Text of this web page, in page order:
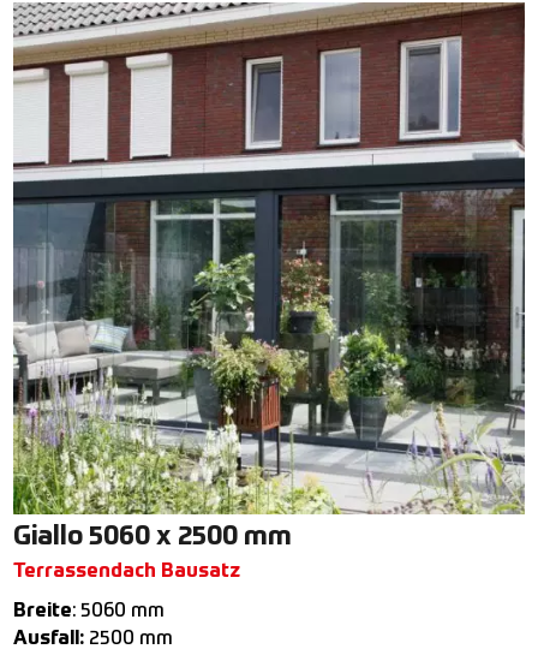
Giallo 5060 x 2500 mm
Terrassendach Bausatz
Breite: 5060 mm
Ausfall: 2500 mm